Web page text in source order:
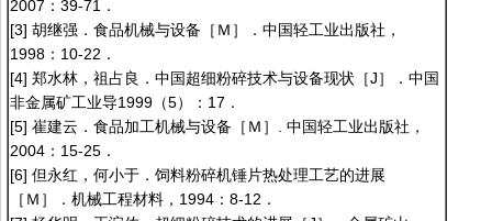
2007：39-71．
[3] 胡继强．食品机械与设备［Ｍ］．中国轻工业出版社，
1998：10-22．
[4] 郑水林，祖占良．中国超细粉碎技术与设备现状［J］．中国
非金属矿工业导1999（5）：17．
[5] 崔建云．食品加工机械与设备［Ｍ］. 中国轻工业出版社，
2004：15-25．
[6] 但永红，何小于．饲料粉碎机锤片热处理工艺的进展
［Ｍ］．机械工程材料，1994：8-12．